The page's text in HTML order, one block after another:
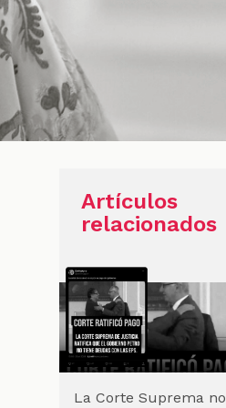
Artículos
relacionados
La Corte Suprema no